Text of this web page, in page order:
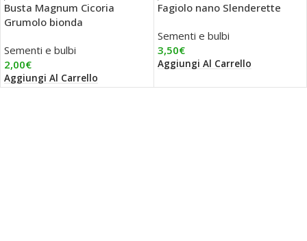
Busta Magnum Cicoria
Grumolo bionda
Sementi e bulbi
2,00€
Aggiungi Al Carrello
Fagiolo nano Slenderette
Sementi e bulbi
3,50€
Aggiungi Al Carrello